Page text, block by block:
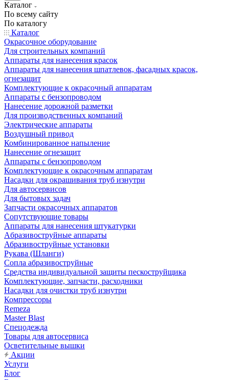
Каталог
По всему сайту
По каталогу
Каталог
Окрасочное оборудование
Для строительных компаний
Аппараты для нанесения красок
Аппараты для нанесения шпатлевок, фасадных красок,
огнезащит
Комплектующие к окрасочный аппаратам
Аппараты с бензопроводом
Нанесение дорожной разметки
Для производственных компаний
Электрические аппараты
Воздушный привод
Комбинированное напыление
Нанесение огнезащит
Аппараты с бензопроводом
Комплектующие к окрасочным аппаратам
Насадки для окрашивания труб изнутри
Для автосервисов
Для бытовых задач
Запчасти окрасочных аппаратов
Сопутствующие товары
Аппараты для нанесения штукатурки
Aбразивоструйные аппараты
Абразивоструйные установки
Рукава (Шланги)
Сопла абразивоструйные
Средства индивидуальной защиты пескоструйщика
Комплектующие, запчасти, расходники
Насадки для очистки труб изнутри
Компрессоры
Remeza
Master Blast
Спецодежда
Товары для автосервиса
Осветительные вышки
Акции
Услуги
Блог